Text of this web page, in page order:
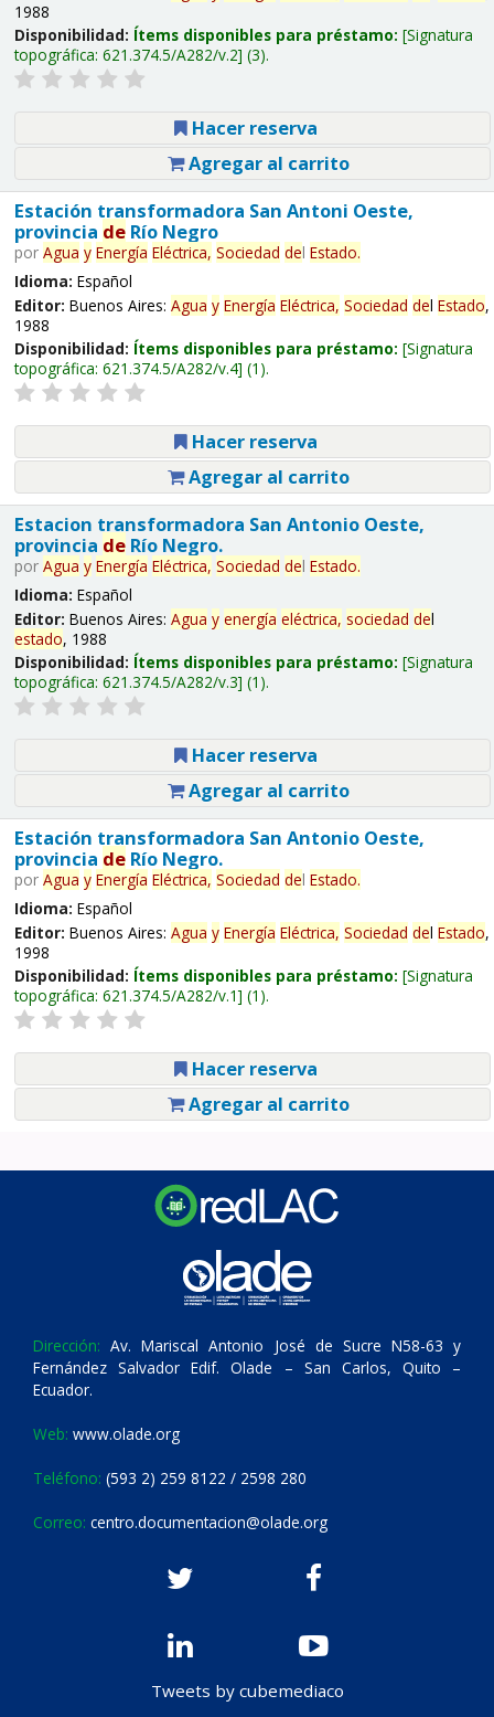
1988
Disponibilidad: Ítems disponibles para préstamo: Signatura
topográfica: 621.374.5/A282/v.2 (3).
Hacer reserva
Agregar al carrito
Estación transformadora San Antoni Oeste,
provincia deRío Negro
por Agua y Energía Eléctrica, Sociedad del Estado.
Idioma: Español
Editor: Buenos Aires: Agua y Energía Eléctrica, Sociedad del Estado,
1988
Disponibilidad: Ítems disponibles para préstamo: Signatura
topográfica: 621.374.5/A282/v.4 (1).
Hacer reserva
Agregar al carrito
Estacion transformadora San Antonio Oeste,
provincia deRío Negro.
por Agua y Energía Eléctrica, Sociedad del Estado.
Idioma: Español
Editor: Buenos Aires: Agua y energía eléctrica, sociedad del
estado, 1988
Disponibilidad: Ítems disponibles para préstamo: Signatura
topográfica: 621.374.5/A282/v.3 (1).
Hacer reserva
Agregar al carrito
Estación transformadora San Antonio Oeste,
provincia deRío Negro.
por Agua y Energía Eléctrica, Sociedad del Estado.
Idioma: Español
Editor: Buenos Aires: Agua y Energía Eléctrica, Sociedad del Estado,
1998
Disponibilidad: Ítems disponibles para préstamo: Signatura
topográfica: 621.374.5/A282/v.1 (1).
Hacer reserva
Agregar al carrito
Dirección: Av. Mariscal Antonio José de Sucre N58-63 y
Fernández Salvador Edif. Olade – San Carlos, Quito –
Ecuador.
Web: www.olade.org
Teléfono: (593 2) 259 8122 / 2598 280
Correo: centro.documentacion@olade.org
Tweets by cubemediaco